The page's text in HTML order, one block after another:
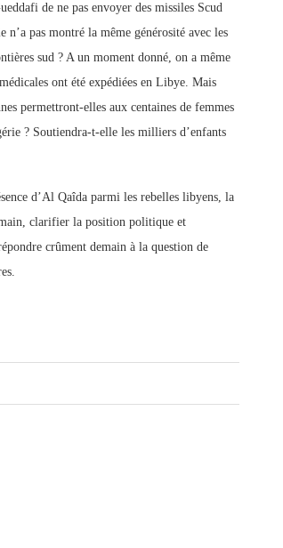
de ne pas envoyer des missiles Scud
pas montré la même générosité avec les
sud ? A un moment donné, on a même
ont été expédiées en Libye. Mais
permettront-elles aux centaines de femmes
? Soutiendra-t-elle les milliers d’enfants
d’Al Qaîda parmi les rebelles libyens, la
clarifier la position politique et
crûment demain à la question de